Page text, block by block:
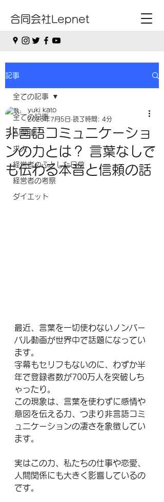
合同会社Lepnet
記事
全ての記事
AI関連
求人
経営者のふとした日常
経営者の考察
ダイエット
全ての記事
非言語コミュニケーショ
ンの力とは？ 言葉なしで
も伝わる本音と信頼の話
yuki kato
2025年7月5日 読了時間: 4分
最近、言葉を一切使わないノンバー
バル動画が世界中で話題になってい
ます。
字幕もセリフもないのに、わずか半
年で登録者数が700万人を突破しち
ゃったり。
この現象は、言葉を使わずに感情や
意図を伝える力、つまり非言語コミ
ュニケーションの凄さを象徴してい
ます。
実はこの力、私たちの仕事や恋愛、
人間関係にも大きく影響しているの
です。